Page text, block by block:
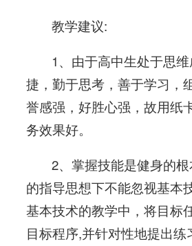
教学建议:
1、由于高中生处于思
捷，勤于思考，善于学习，
誉感强，好胜心强，故用纸
务效果好。
2、掌握技能是健身的
的指导思想下不能忽视基本
基本技术的教学中，将目标
目标程序,并针对性地提出